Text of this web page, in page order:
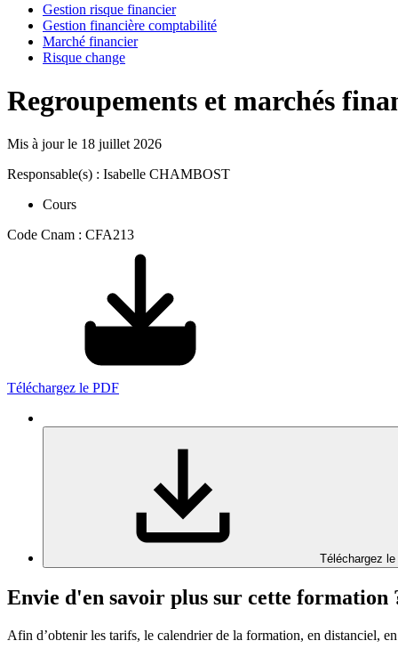
Gestion risque financier
Gestion financière comptabilité
Marché financier
Risque change
Regroupements et marchés
Mis à jour le 18 juillet 2026
Responsable(s) : Isabelle CHAMBOST
Cours
Code Cnam : CFA213
Téléchargez le PDF
Téléchargez le
Envie d'en savoir plus sur cette formation
Afin d’obtenir les tarifs, le calendrier de la formation, en distanciel,